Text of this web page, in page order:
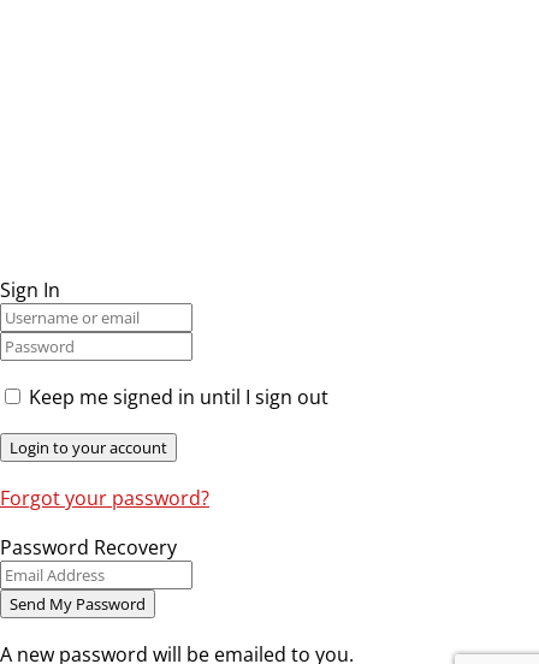
Sign In
Keep me signed in until I sign out
Forgot your password?
Password Recovery
A new password will be emailed to you.